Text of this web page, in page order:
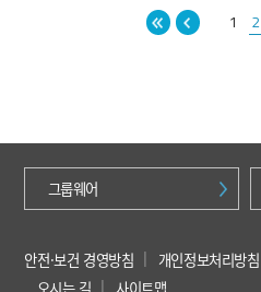
1 2
그룹웨어
안전·보건 경영방침 개인정보처리방침
오시는 길
사이트맵